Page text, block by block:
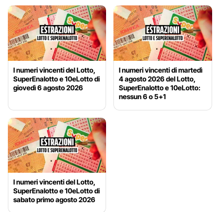
I numeri vincenti del Lotto,
SuperEnalotto e 10eLotto di
giovedì 6 agosto 2026
I numeri vincenti di martedì
4 agosto 2026 del Lotto,
SuperEnalotto e 10eLotto:
nessun 6 o 5+1
I numeri vincenti del Lotto,
SuperEnalotto e 10eLotto di
sabato primo agosto 2026